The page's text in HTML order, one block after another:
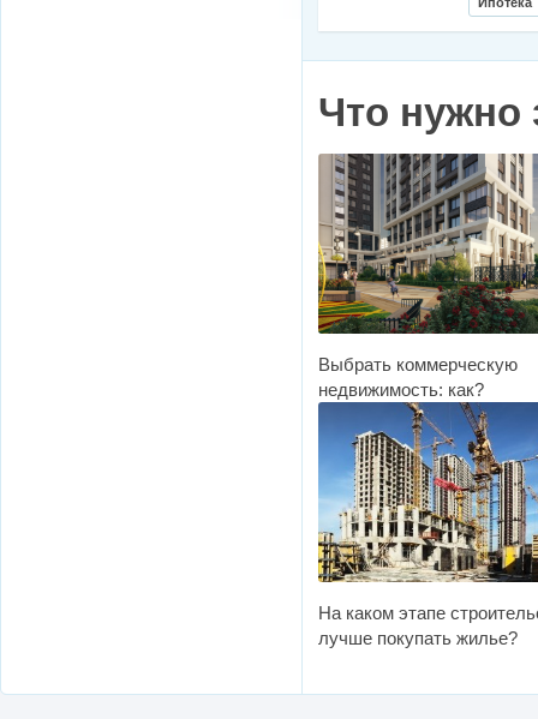
Что нужно
Выбрать коммерческую
недвижимость: как?
На каком этапе
лучше покупать жилье?